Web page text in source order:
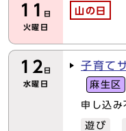
11 日
火曜日
山の日
12 日
水曜日
子育て
麻生区
申し込み
遊び